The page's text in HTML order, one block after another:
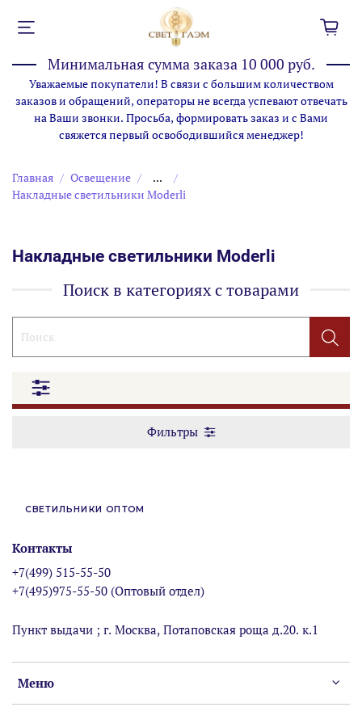
Минимальная сумма заказа 10 000 руб.
Уважаемые покупатели! В связи с большим количеством
заказов и обращений, операторы не всегда успевают отвечать
на Ваши звонки. Просьба, формировать заказ и с Вами
свяжется первый освободившийся менеджер!
Главная Освещение
...
Накладные светильники Moderli
Накладные светильники Moderli
Поиск в категориях с товарами
Фильтры
СВЕТИЛЬНИКИ ОПТОМ
Меню
Контакты
+7(499) 515-55-50
+7(495)975-55-50 (Оптовый отдел)
Пункт выдачи ; г. Москва, Потаповская роща д.20. к.1